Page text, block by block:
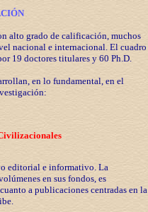
alto grado de calificación, muchos
nacional e internacional. El cuadro
19 doctores titulares y 60 Ph.D.
en lo fundamental, en el
les
editorial e informativo. La
en sus fondos, es
a publicaciones centradas en la